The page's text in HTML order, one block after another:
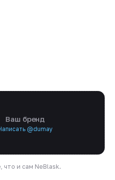
Ваш бренд
@dumay
и сам NeBlask.